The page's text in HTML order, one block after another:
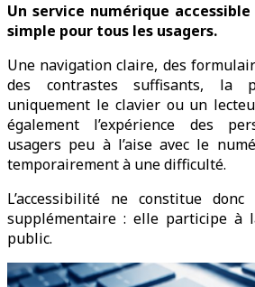
Un service numérique
simple pour tous les usagers.
Une navigation claire, des
des contrastes suffisants, la
uniquement le clavier ou un
également l’expérience des
usagers peu à l’aise avec le
temporairement à une difficulté.
L’accessibilité ne constitue
supplémentaire : elle participe à
public.